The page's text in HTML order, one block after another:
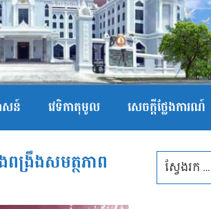
សន៍ វេទិកាតុមូល សេចក្ដីថ្លែងការណ៍
ពង្រឹងសមត្ថភាព